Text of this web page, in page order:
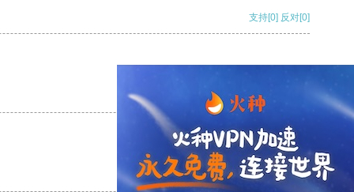
支持[0] 反对[0]
支持
支持[0] 反对[0]